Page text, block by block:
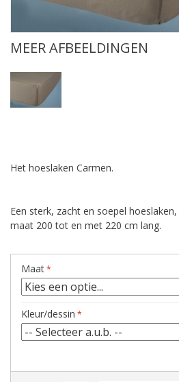
MEER AFBEELDINGEN
Het hoeslaken Carmen.
Een sterk, zacht en soepel
maat 200 tot en met 220 cm lang.
Maat
Kleur/dessin